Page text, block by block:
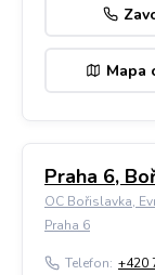
Mapa
Praha 6,
OC Bořislavka,
Praha 6
Telefon: +420